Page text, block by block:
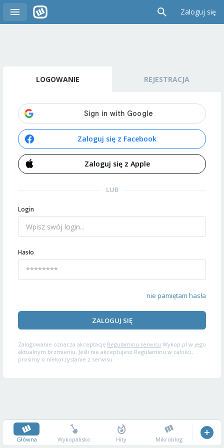
Zaloguj się
LOGOWANIE REJESTRACJA
Zaloguj się z Facebook
Zaloguj się z Apple
LUB
Login
Hasło
nie pamiętam hasła
ZALOGUJ SIĘ
Zalogowanie oznacza akceptację Regulaminu serwisu Wykop.pl w jego
aktualnym brzmieniu. Jeśli nie akceptujesz Regulaminu w całości,
prosimy o niekorzystanie z serwisu.
Główna Wykopalisko Hity Mikroblog